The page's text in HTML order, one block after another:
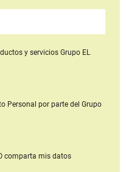
y serviciosGrupo EL
Personal por parte del Grupo
comparta mis datos